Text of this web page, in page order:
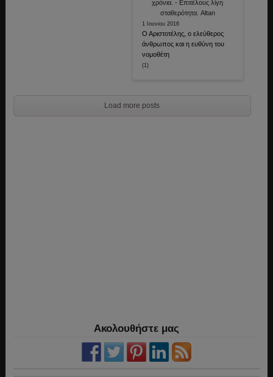
1 Ιουνίου 2016
Ο Αριστοτέλης, ο ελεύθερος
άνθρωπος και η ευθύνη του
νομοθέτη
(1)
Load more posts
Ακολουθήστε μας